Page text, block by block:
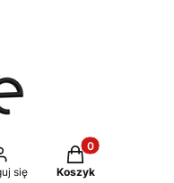
się
Produkty w
Koszyk